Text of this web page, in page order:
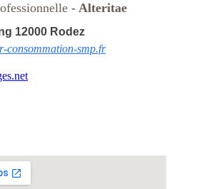
- Alteritae
12000 Rodez
consommation-smp.fr